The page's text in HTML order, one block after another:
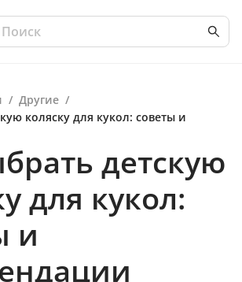
/ Другие /
коляску для кукол: советы и
детскую
для кукол:
и